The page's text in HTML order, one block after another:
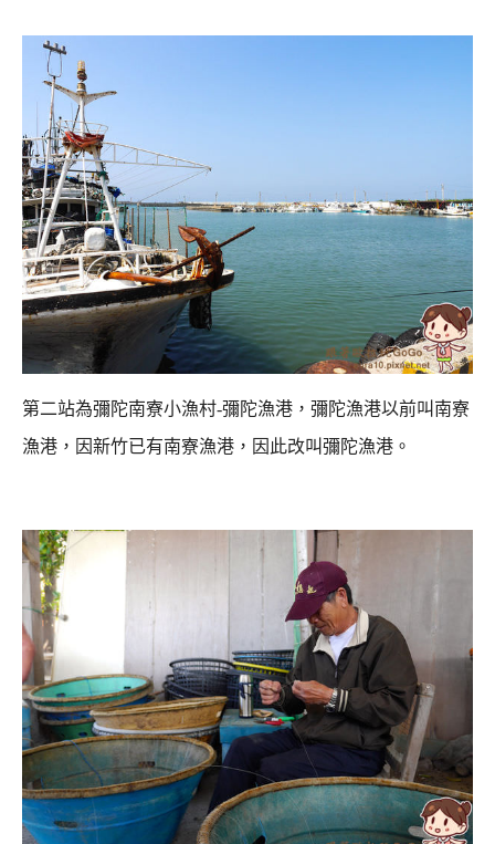
第二站為彌陀南寮小漁村-彌陀漁港，彌陀漁港以前叫南寮
漁港， 因新竹已有南寮漁港，因此改叫彌陀漁港。